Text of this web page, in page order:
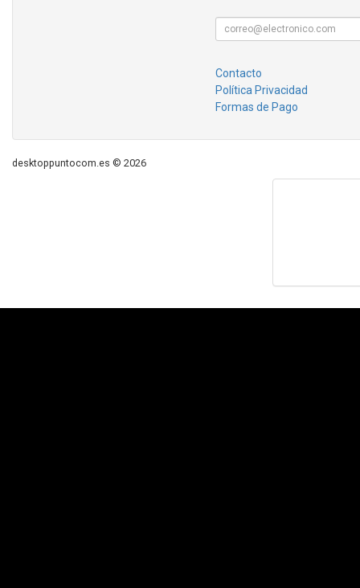
Contacto
Política Privacidad
Formas de Pago
desktoppuntocom.es © 2026